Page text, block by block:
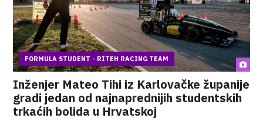
FORMULA STUDENT - RITEH RACING TEAM
Inženjer Mateo Tihi iz Karlovačke županije
gradi jedan od najnaprednijih studentskih
trkaćih bolida u Hrvatskoj